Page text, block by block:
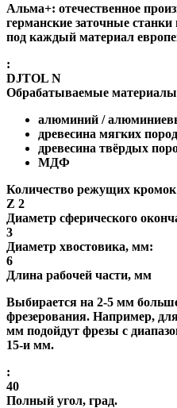
Альма+: отечественное
германские заточные
под каждый материал
:
DJTOL N
Обрабатываемые
алюминий /
древесина мягких пород
древесина твёрдых
МДФ
Количество режущих
Z 2
Диаметр сферического
3
Диаметр хвостовика, мм:
6
Длина рабочей части, мм
Выбирается на 2-5 мм
фрезерования. Например,
мм подойдут фрезы с
15-и мм.
:
40
Полный угол, град.